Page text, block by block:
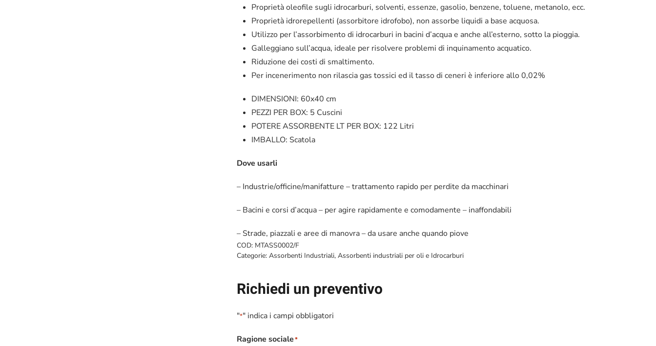
Proprietà oleofile sugli idrocarburi, solventi, essenze, gasolio, benzene, toluene, metanolo, ecc.
Proprietà idrorepellenti (assorbitore idrofobo), non assorbe liquidi a base acquosa.
Utilizzo per l’assorbimento di idrocarburi in bacini d’acqua e anche all’esterno, sotto la pioggia.
Galleggiano sull’acqua, ideale per risolvere problemi di inquinamento acquatico.
Riduzione dei costi di smaltimento.
Per incenerimento non rilascia gas tossici ed il tasso di ceneri è inferiore allo 0,02%
DIMENSIONI: 60x40 cm
PEZZI PER BOX: 5 Cuscini
POTERE ASSORBENTE LT PER BOX: 122 Litri
IMBALLO: Scatola
Dove usarli
– Industrie/officine/manifatture – trattamento rapido per perdite da macchinari
– Bacini e corsi d’acqua – per agire rapidamente e comodamente – inaffondabili
– Strade, piazzali e aree di manovra – da usare anche quando piove
COD: MTASS0002/F
Categorie:Assorbenti Industriali,Assorbenti industriali per oli e Idrocarburi
Richiedi un preventivo
"*" indica i campi obbligatori
Ragione sociale*